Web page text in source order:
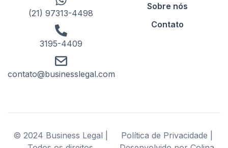
(21) 97313-4498
3195-4409
contato@businesslegal.com
Sobre nós
Contato
© 2024 Business Legal |
Política de Privacidade |